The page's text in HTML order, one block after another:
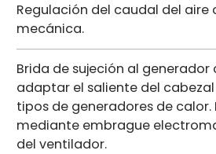
Regulación del caudal del aire
mecánica.
Brida de sujeción al
adaptar el saliente del
tipos de generadores de
mediante embrague
del ventilador.